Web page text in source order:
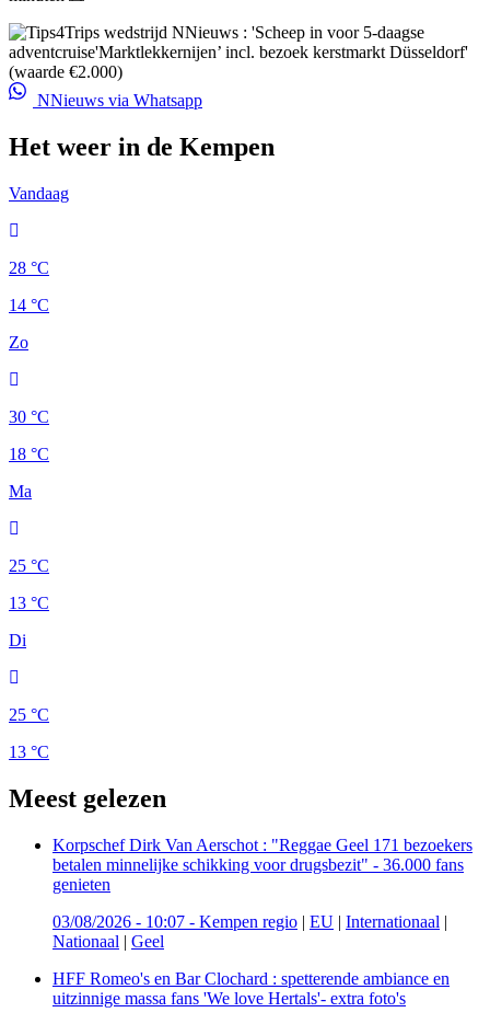
NNieuws via Whatsapp
Het weer in de Kempen
Vandaag
28 °C
14 °C
Zo
30 °C
18 °C
Ma
25 °C
13 °C
Di
25 °C
13 °C
Meest gelezen
Korpschef Dirk Van Aerschot : "Reggae Geel 171 bezoekers
betalen minnelijke schikking voor drugsbezit" - 36.000 fans
genieten
03/08/2026 - 10:07 - Kempen regio | EU | Internationaal |
Nationaal | Geel
HFF Romeo's en Bar Clochard : spetterende ambiance en
uitzinnige massa fans 'We love Hertals'- extra foto's